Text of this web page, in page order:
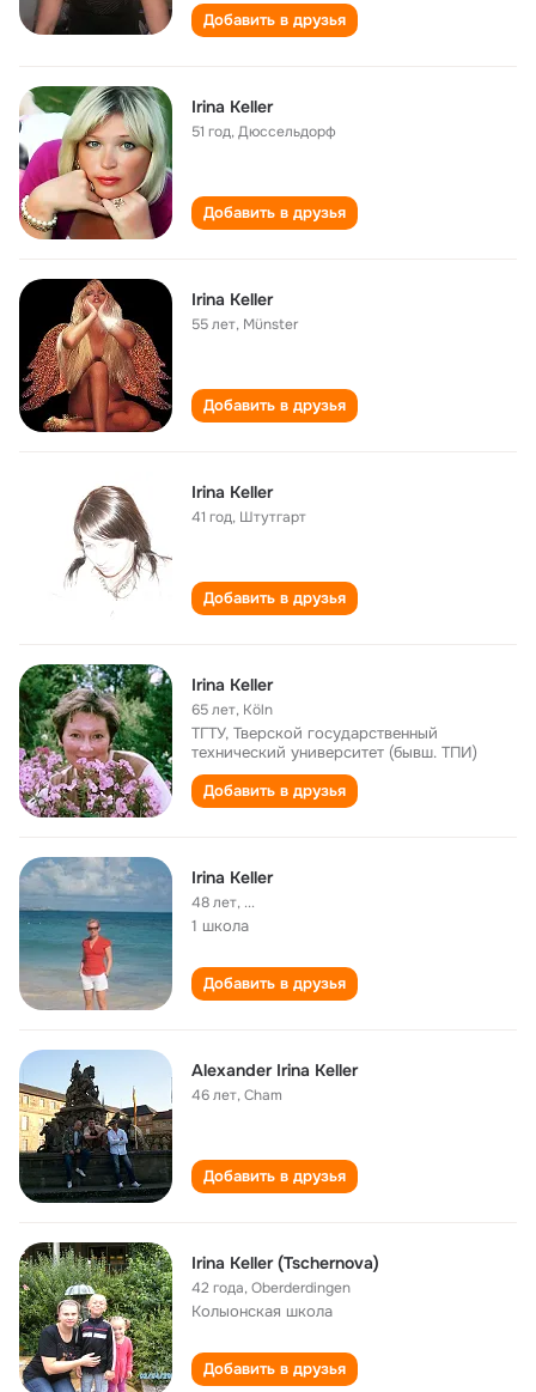
Добавить в друзья
Irina Keller
51 год,Дюссельдорф
Добавить в друзья
Irina Keller
55 лет, Münster
Добавить в друзья
Irina Keller
41 год, Штутгарт
Добавить в друзья
Irina Keller
65 лет, Köln
ТГТУ, Тверской государственный
технический университет (бывш. ТПИ)
Добавить в друзья
Irina Keller
48 лет, ...
1 школа
Добавить в друзья
Alexander Irina Keller
46 лет,Cham
Добавить в друзья
Irina Keller (Tschernova)
42 года,Oberderdingen
Колыонская школа
Добавить в друзья